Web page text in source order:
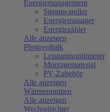
Energiemanagement
Stromwandler
Energiemanager
Energiezähler
Alle anzeigen
Photovoltaik
Leistungsoptimierer
Montagematerial
PV-Zubehör
Alle anzeigen
Wärmepumpen
Alle anzeigen
Wechselrichter